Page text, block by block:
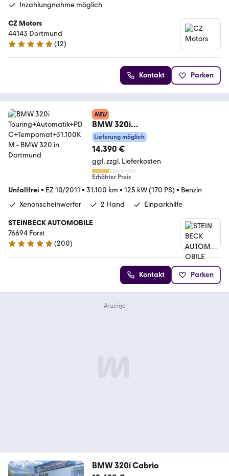
Inzahlungnahme möglich
CZ Motors
44143 Dortmund
5 Sterne
(12)
Kontakt Parken
NEU
BMW 320i
Touring+Automatik+PDC+Tempo
mat+31.100KM
Lieferung möglich
14.390 €
ggf. zzgl. Lieferkosten
Erhöhter Preis
Unfallfrei • EZ 10/2011 • 31.100 km • 125 kW (170 PS) • Benzin
Xenonscheinwerfer
2 Hand Einparkhilfe
STEINBECK AUTOMOBILE
76694 Forst
4.8 Sterne
(200)
Kontakt Parken
BMW 320i Cabrio